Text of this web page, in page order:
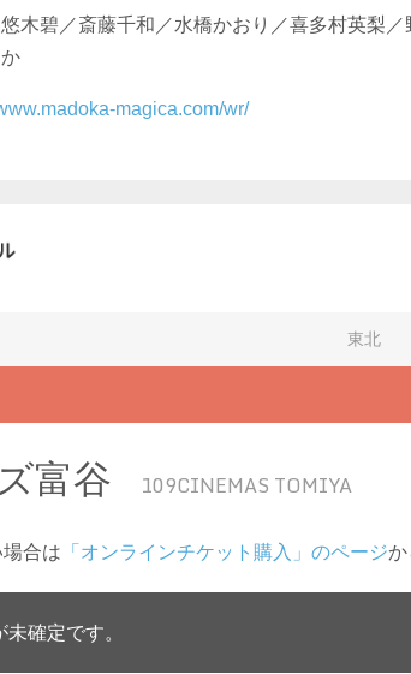
木碧／斎藤千和／水橋かおり／喜多村英梨／
magica.com/wr/
東北
富谷 109CINEMAS TOMIYA
合は 「オンラインチケット購入」のページか
未確定です。